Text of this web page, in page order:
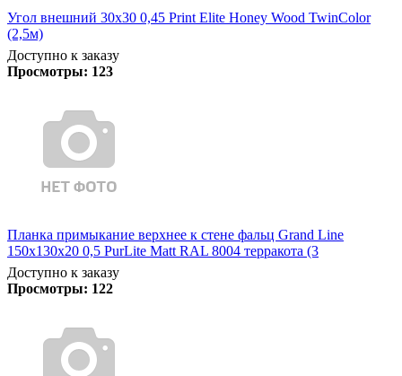
Угол внешний 30х30 0,45 Print Elite Honey Wood TwinColor
(2,5м)
Доступно к заказу
Просмотры: 123
Планка примыкание верхнее к стене фальц Grand Line
150х130х20 0,5 PurLite Matt RAL 8004 терракота (3
Доступно к заказу
Просмотры: 122